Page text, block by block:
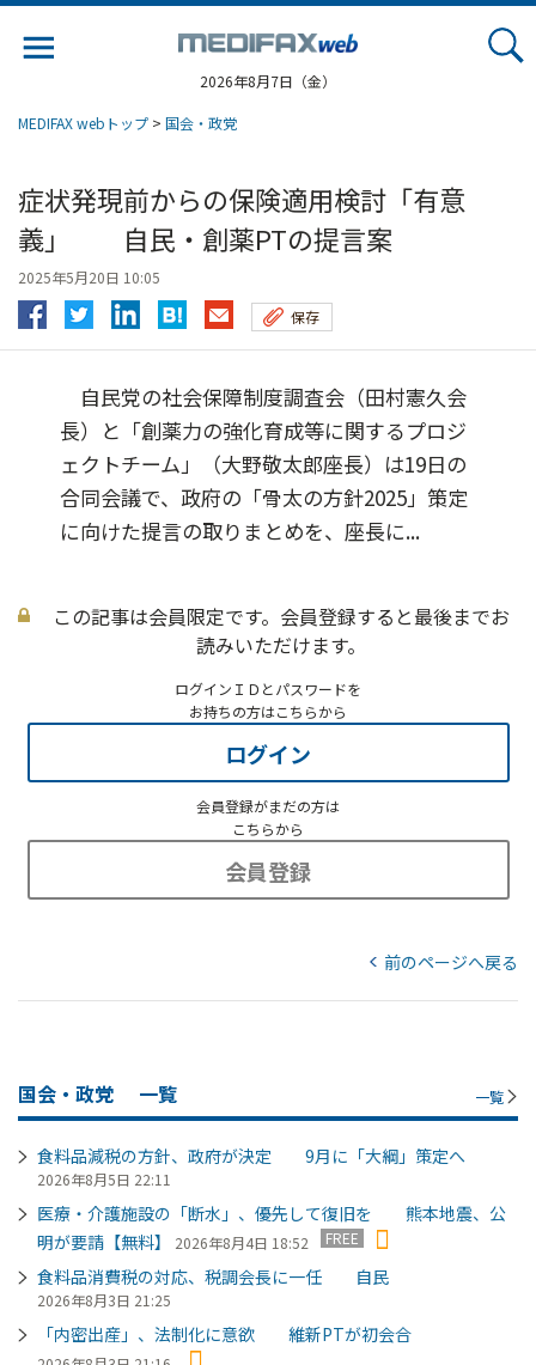
2026年8月7日（金）
MEDIFAX webトップ > 国会・政党
症状発現前からの保険適用検討「有意
義」 自民・創薬PTの提言案
2025年5月20日 10:05
保存
自民党の社会保障制度調査会（田村憲久会
長）と「創薬力の強化育成等に関するプロジ
ェクトチーム」（大野敬太郎座長）は19日の
合同会議で、政府の「骨太の方針2025」策定
に向けた提言の取りまとめを、座長に...
この記事は会員限定です。会員登録すると最後までお
読みいただけます。
ログインＩＤとパスワードを
お持ちの方はこちらから
ログイン
会員登録がまだの方は
こちらから
会員登録
前のページへ戻る
国会・政党 一覧 一覧
食料品減税の方針、政府が決定 9月に「大綱」策定へ
2026年8月5日 22:11
医療・介護施設の「断水」、優先して復旧を 熊本地震、公
明が要請【無料】
2026年8月4日 18:52 FREE
食料品消費税の対応、税調会長に一任 自民
2026年8月3日 21:25
「内密出産」、法制化に意欲 維新PTが初会合